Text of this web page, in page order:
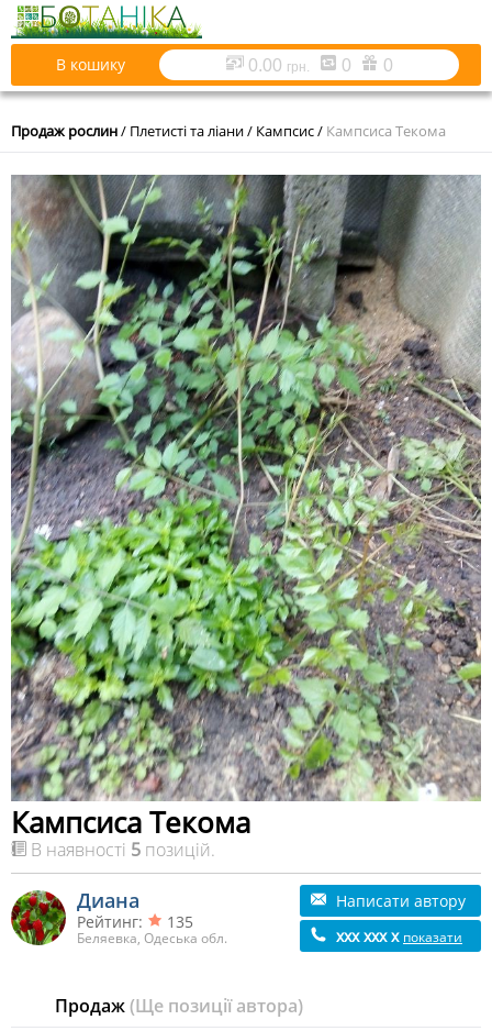
В кошику 0.00 грн. 0 0
Продаж рослин/ Плетисті та ліани/ Кампсис/ Кампсиса Текома
Кампсиса Текома
В наявності 5 позицій.
Диана
Рейтинг: 135
Беляевка, Одеська обл.
Написати автору
xxx xxx x показати
Продаж(Ще позиції автора)